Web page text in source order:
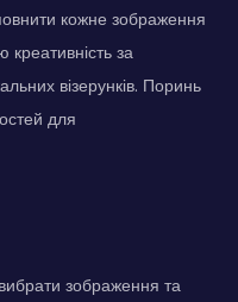
кожне зображення
креативність за
візерунків. Поринь
для
зображення та